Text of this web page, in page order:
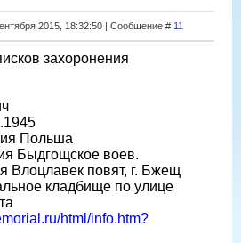
2015, 18:32:50 | Сообщение # 11
захоронения
Польша
Быдгощское воев.
Влоцлавек повят, г. Бжещ
кладбище по улице
html/info.htm?